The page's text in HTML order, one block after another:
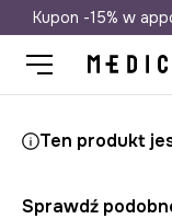
Kupon -15% w
Ten produkt
Sprawdź